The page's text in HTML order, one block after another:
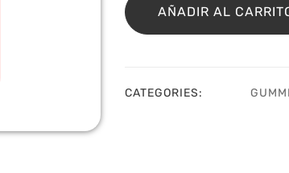
AÑADIR AL
CATEGORIES: